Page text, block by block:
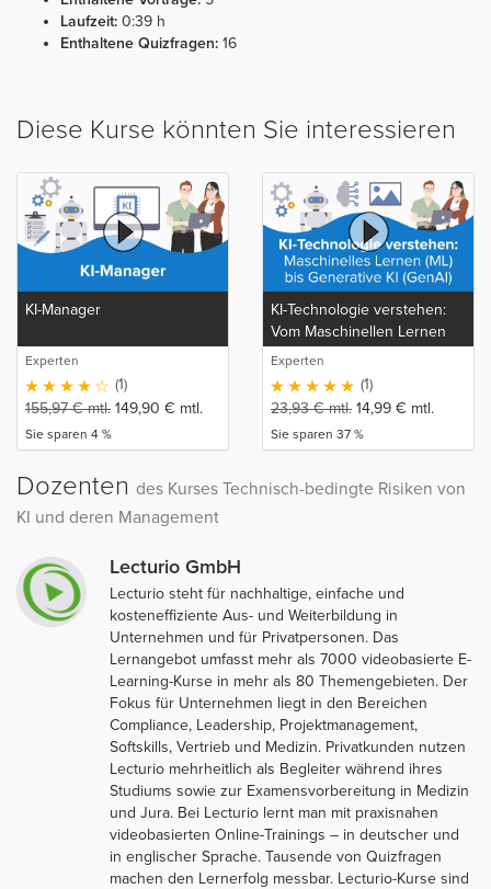
Laufzeit: 0:39 h
Enthaltene Quizfragen: 16
Diese Kurse könnten Sie interessieren
KI-Manager
Experten
(1)
155,97€mtl. 149,90 € mtl.
Sie sparen 4 %
KI-Technologie verstehen:
Vom Maschinellen Lernen
(ML) bis zur Generativen KI
Experten
(1)
23,93€mtl. 14,99 € mtl.
Sie sparen 37 %
Dozenten des Kurses Technisch-bedingte Risiken von
KI und deren Management
Lecturio GmbH
Lecturio steht für nachhaltige, einfache und
kosteneffiziente Aus- und Weiterbildung in
Unternehmen und für Privatpersonen. Das
Lernangebot umfasst mehr als 7000 videobasierte E-
Learning-Kurse in mehr als 80 Themengebieten. Der
Fokus für Unternehmen liegt in den Bereichen
Compliance, Leadership, Projektmanagement,
Softskills, Vertrieb und Medizin. Privatkunden nutzen
Lecturio mehrheitlich als Begleiter während ihres
Studiums sowie zur Examensvorbereitung in Medizin
und Jura. Bei Lecturio lernt man mit praxisnahen
videobasierten Online-Trainings – in deutscher und
in englischer Sprache. Tausende von Quizfragen
machen den Lernerfolg messbar. Lecturio-Kurse sind